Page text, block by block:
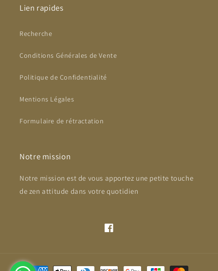
Lien rapides
Recherche
Conditions Générales de Vente
Politique de Confidentialité
Mentions Légales
Formulaire de rétractation
Notre mission
Notre mission est de vous apportez une petite touche
de zen attitude dans votre quotidien
Facebook
Moyens